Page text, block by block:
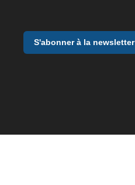
S'abonner à la newsletter